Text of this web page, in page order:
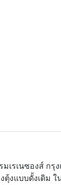
มเรเนซองส์
ตุ้งแบบดั้งเดิม